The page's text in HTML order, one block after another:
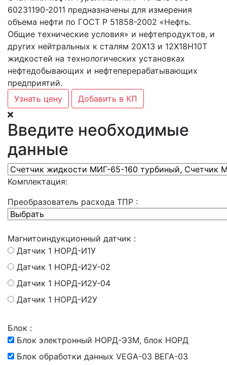
60231190-2011 предназначены для измерения
объема нефти по ГОСТ Р 51858-2002 «Нефть.
Общие технические условия» и нефтепродуктов, и
других нейтральных к сталям 20Х13 и 12Х18Н10Т
жидкостей на технологических установках
нефтедобывающих и нефтеперерабатывающих
предприятий.
Узнать цену
Добавить в КП
Введите необходимые
данные
Комплектация:
Преобразователь расхода ТПР :
Магнитоиндукционный датчик :
Датчик 1 НОРД-И1У
Датчик 1 НОРД-И2У-02
Датчик 1 НОРД-И2У-04
Датчик 1 НОРД-И2У
Блок :
Блок электронный НОРД-Э3М, блок НОРД
Блок обработки данных VEGA-03 ВЕГА-03